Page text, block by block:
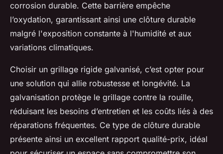
corrosion durable. Cette barrière empêche
l’oxydation, garantissant ainsi une clôture durable
malgré l'exposition constante à l'humidité et aux
variations climatiques.
Choisir un grillage rigide galvanisé, c’est opter pour
une solution qui allie robustesse et longévité. La
galvanisation protège le grillage contre la rouille,
réduisant les besoins d’entretien et les coûts liés à des
réparations fréquentes. Ce type de clôture durable
présente ainsi un excellent rapport qualité-prix, idéal